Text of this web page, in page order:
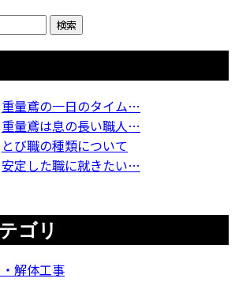
重量鳶の一日のタイム…
重量鳶は息の長い職人…
とび職の種類について
安定した職に就きたい…
ゴリ
解体工事